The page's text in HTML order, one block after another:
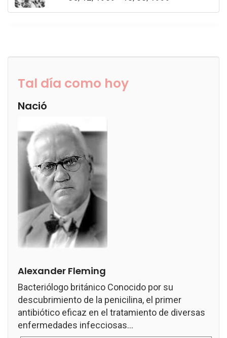
Tal día como hoy
Nació
Alexander Fleming
Bacteriólogo británico Conocido por su
descubrimiento de la penicilina, el primer
antibiótico eficaz en el tratamiento de diversas
enfermedades infecciosas...